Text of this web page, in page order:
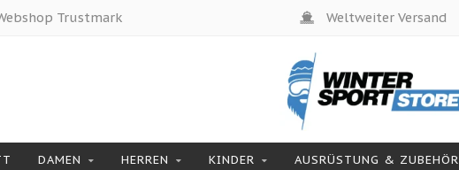
Trustmark Weltweiter Versand
DAMEN HERREN KINDER AUSRÜSTUNG & ZUBEHÖR